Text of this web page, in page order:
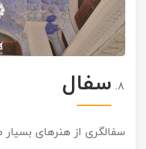
سفال
سفالگری از هنرهای